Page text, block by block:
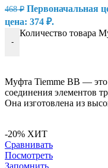
468₽ Первоначальная
цена: 374 ₽.
-
Количество товара
Муфта Tiemme ВВ — это
соединения элементов
Она изготовлена из
-20% ХИТ
Сравнивать
Посмотреть
Запомнить